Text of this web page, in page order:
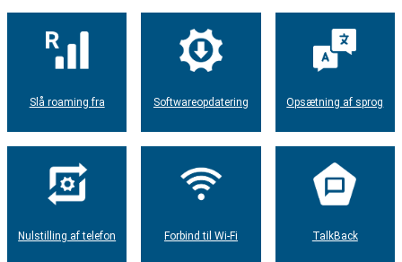
Slå roaming fra Softwareopdatering Opsætning af sprog
Nulstilling af telefon Forbind til Wi-Fi TalkBack